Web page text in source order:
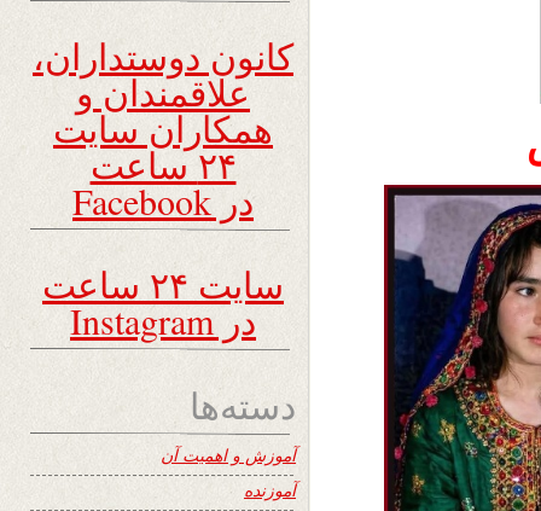
کانون دوستداران،
علاقمندان و
همکاران سایت
۲۴ ساعت
در Facebook
سایت ۲۴ ساعت
در Instagram
دسته‌ها
آموزش و اهمیت آن
آموزنده